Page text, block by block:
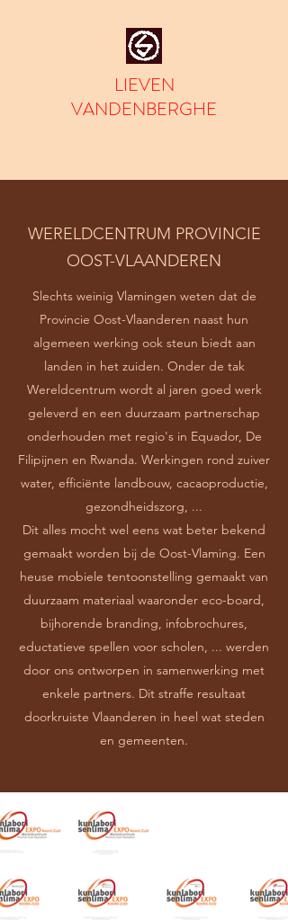
LIEVEN
VANDENBERGHE
WERELDCENTRUM PROVINCIE
OOST-VLAANDEREN
Slechts weinig Vlamingen weten dat de
Provincie Oost-Vlaanderen naast hun
algemeen werking ook steun biedt aan
landen in het zuiden. Onder de tak
Wereldcentrum wordt al jaren goed werk
geleverd en een duurzaam partnerschap
onderhouden met regio's in Equador, De
Filipijnen en Rwanda. Werkingen rond zuiver
water, efficiënte landbouw, cacaoproductie,
gezondheidszorg, ...
Dit alles mocht wel eens wat beter bekend
gemaakt worden bij de Oost-Vlaming. Een
heuse mobiele tentoonstelling gemaakt van
duurzaam materiaal waaronder eco-board,
bijhorende branding, infobrochures,
eductatieve spellen voor scholen, ... werden
door ons ontworpen in samenwerking met
enkele partners. Dit straffe resultaat
doorkruiste Vlaanderen in heel wat steden
en gemeenten.